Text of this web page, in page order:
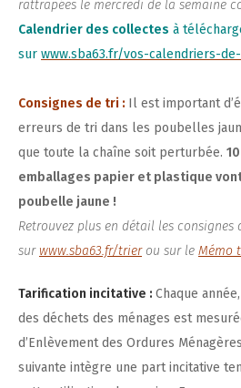
rattrapées le mercredi de la semaine
Calendrier des collectes à
sur www.sba63.fr/vos-calendriers-
Consignes de tri : Il est important
erreurs de tri dans les poubelles
que toute la chaîne soit perturbée.
emballages papier et plastique
poubelle jaune !
Retrouvez plus en détail les consignes
sur www.sba63.fr/trierou sur le Mémo
Tarification incitative : Chaque
des déchets des ménages est
d’Enlèvement des Ordures
suivante intègre une part incitative